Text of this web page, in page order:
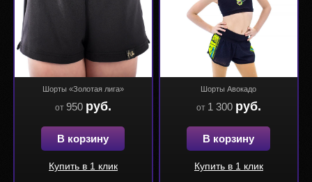
Шорты «Золотая лига»
от 950 руб.
В корзину
Купить в 1 клик
Шорты Авокадо
от 1 300 руб.
В корзину
Купить в 1 клик